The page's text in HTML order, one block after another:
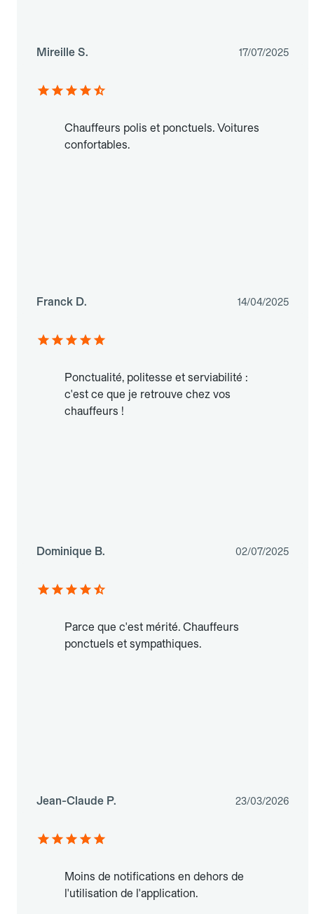
Mireille S. 17/07/2025
Chauffeurs polis et ponctuels. Voitures
confortables.
Franck D. 14/04/2025
Ponctualité, politesse et serviabilité :
c'est ce que je retrouve chez vos
chauffeurs !
Dominique B. 02/07/2025
Parce que c'est mérité. Chauffeurs
ponctuels et sympathiques.
Jean-Claude P. 23/03/2026
Moins de notifications en dehors de
l'utilisation de l'application.